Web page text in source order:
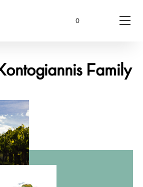
0
Family